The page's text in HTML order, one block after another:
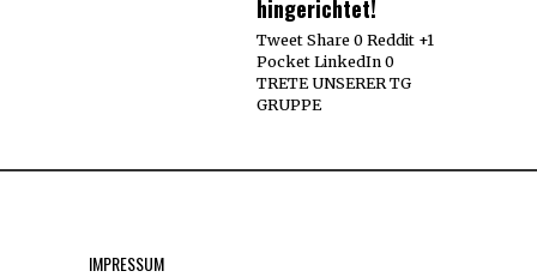
hingerichtet!
Tweet Share 0 Reddit +1
Pocket LinkedIn 0
TRETE UNSERER TG
GRUPPE
IMPRESSUM